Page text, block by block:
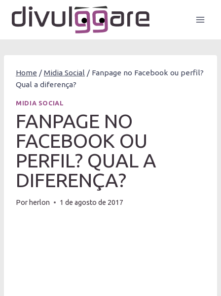
para
Home / Midia Social / Fanpage no Facebook ou perfil?
Qual a diferença?
MIDIA SOCIAL
FANPAGE NO
FACEBOOK OU
PERFIL? QUAL A
DIFERENÇA?
Por herlon 1 de agosto de 2017